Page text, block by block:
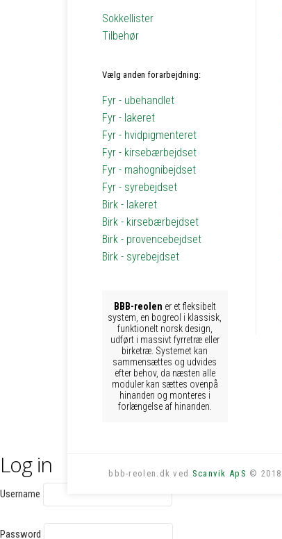
Sokkellister
Tilbehør
Vælg anden forarbejdning:
Fyr - ubehandlet
Fyr - lakeret
Fyr - hvidpigmenteret
Fyr - kirsebærbejdset
Fyr - mahognibejdset
Fyr - syrebejdset
Birk - lakeret
Birk - kirsebærbejdset
Birk - provencebejdset
Birk - syrebejdset
BBB-reolen er et fleksibelt
system, en bogreol i klassisk,
funktionelt norsk design,
udført i massivt fyrretræ eller
birketræ. Systemet kan
sammensættes og udvides
efter behov, da næsten alle
moduler kan sættes ovenpå
hinanden og monteres i
forlængelse af hinanden.
bbb-reolen.dk ved Scanvik ApS ©
Log in
Username
Password